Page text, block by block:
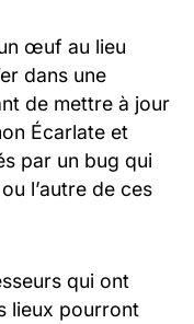
œuf au lieu
dans une
de mettre à jour
Écarlate et
par un bug qui
l’autre de ces
qui ont
lieux pourront